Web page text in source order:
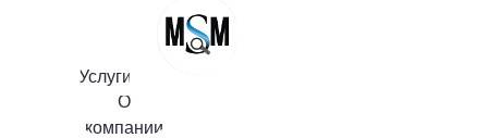
Услуги
О
компании